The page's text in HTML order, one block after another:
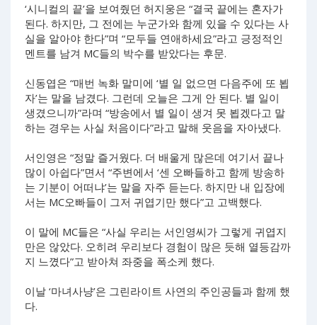
‘시니컬의 끝’을 보여줬던 허지웅은 “결국 끝에는 혼자가
된다. 하지만, 그 전에는 누군가와 함께 있을 수 있다는 사
실을 알아야 한다”며 “모두들 연애하세요”라고 긍정적인
멘트를 남겨 MC들의 박수를 받았다는 후문.
신동엽은 “매번 녹화 말미에 ‘별 일 없으면 다음주에 또 뵙
자’는 말을 남겼다. 그런데 오늘은 그게 안 된다. 별 일이
생겼으니까”라며 “방송에서 별 일이 생겨 못 뵙겠다고 말
하는 경우는 사실 처음이다”라고 말해 웃음을 자아냈다.
서인영은 “정말 즐거웠다. 더 배울게 많은데 여기서 끝나
많이 아쉽다”면서 “주변에서 ‘센 오빠들하고 함께 방송하
는 기분이 어떠냐’는 말을 자주 듣는다. 하지만 내 입장에
서는 MC오빠들이 그저 귀엽기만 했다”고 고백했다.
이 말에 MC들은 “사실 우리는 서인영씨가 그렇게 귀엽지
만은 않았다. 오히려 우리보다 경험이 많은 듯해 열등감까
지 느꼈다”고 받아쳐 좌중을 폭소케 했다.
이날 ‘마녀사냥’은 그린라이트 사연의 주인공들과 함께 했
다.